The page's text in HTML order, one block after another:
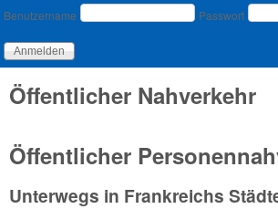
Benutzeranmeldung
Benutzername Passwort
Öffentlicher Nahverkehr
Öffentlicher
Unterwegs in Frankreichs